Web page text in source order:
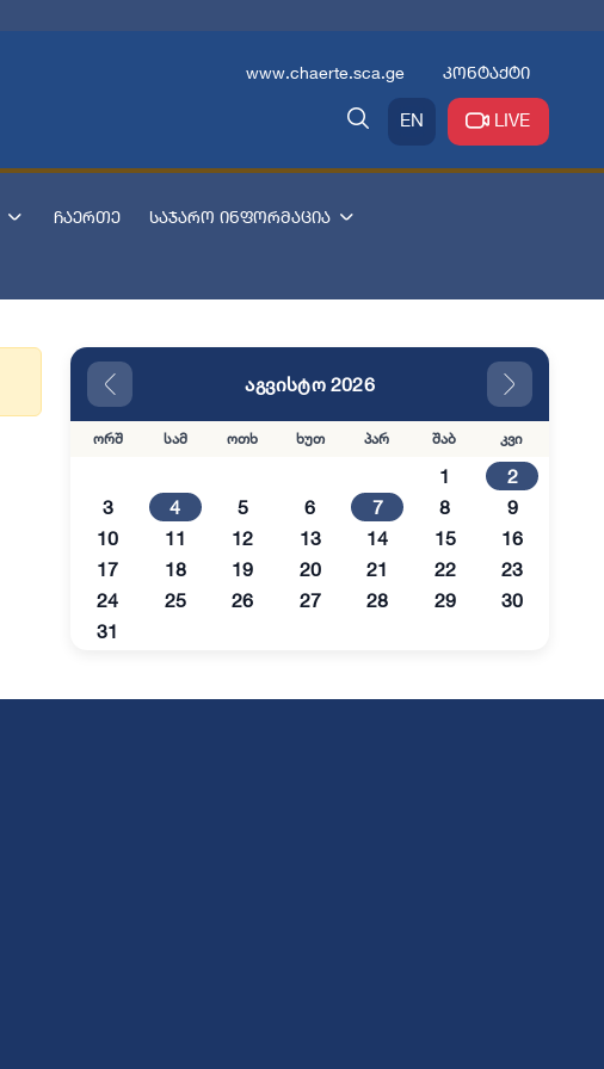
www.chaerte.sca.ge კონტაქტი
EN LIVE
ჩაერთე საჯარო ინფორმაცია
აგვისტო 2026
ორშ სამ ოთხ ხუთ პარ შაბ კვი
1
2
3
4 5 6 7 8
9
10
11 12 13 14 15
16
17
18 19 20 21 22
23
24
25 26 27 28 29
30
31